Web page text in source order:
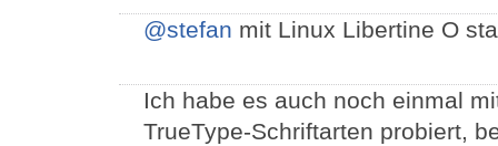
@stefan mit Linux Libertine O
Ich habe es auch noch einmal
TrueType-Schriftarten probiert,